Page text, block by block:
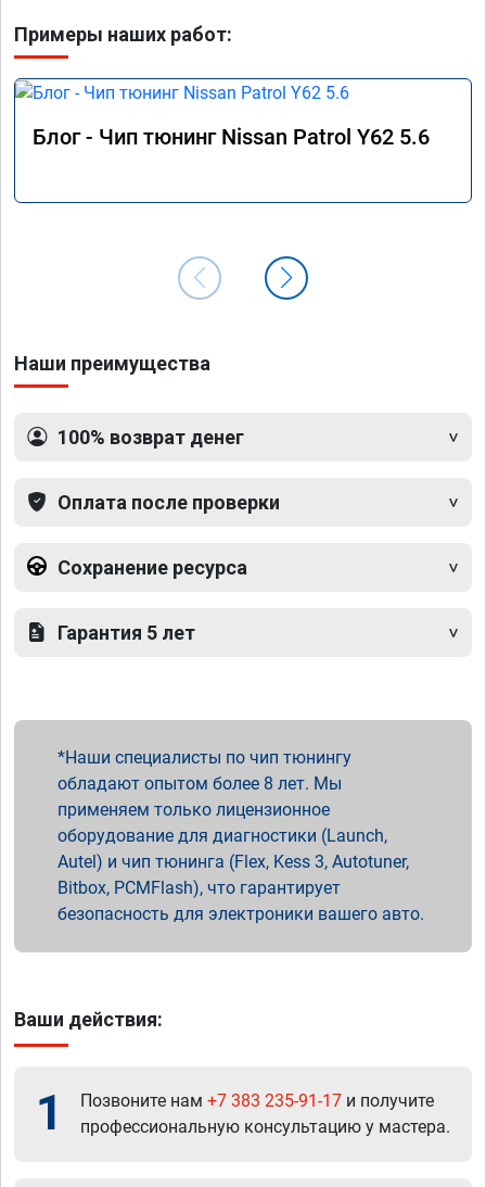
Примеры наших работ:
Блог - Чип тюнинг Nissan Patrol Y62 5.6
Наши преимущества
100% возврат денег
Оплата после проверки
Сохранение ресурса
Гарантия 5 лет
Наши специалисты по чип тюнингу
обладают опытом более 8 лет. Мы
применяем только лицензионное
оборудование для диагностики (Launch,
Autel) и чип тюнинга (Flex, Kess 3, Autotuner,
Bitbox, PCMFlash), что гарантирует
безопасность для электроники вашего авто.
Ваши действия:
1 Позвоните нам +7 383 235-91-17 и получите
профессиональную консультацию у мастера.